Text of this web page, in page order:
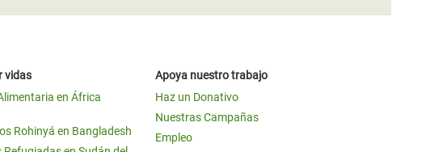
vidas
en África
Rohinyá en Bangladesh
Apoya nuestro trabajo
Haz un Donativo
Nuestras Campañas
Empleo